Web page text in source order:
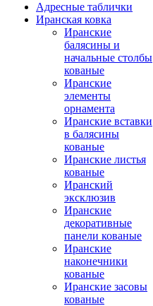
Адресные таблички
Иранская ковка
Иранские
балясины и
начальные столбы
кованые
Иранские
элементы
орнамента
Иранские вставки
в балясины
кованые
Иранские листья
кованые
Иранский
эксклюзив
Иранские
декоративные
панели кованые
Иранские
наконечники
кованые
Иранские засовы
кованые